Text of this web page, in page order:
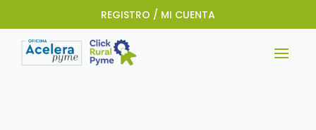
REGISTRO / MI CUENTA